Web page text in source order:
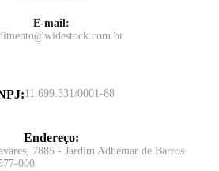
E-mail:
:11.699.331/0001-88
Endereço:
7885 - Jardim Adhemar de Barros
000